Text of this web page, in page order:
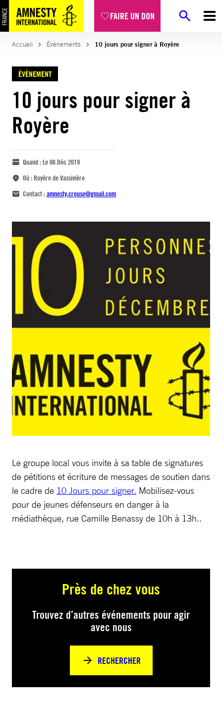
FAIRE UN DON
Accueil Évènements 10 jours pour signer à Royère
ÉVÈNEMENT
10 jours pour signer à
Royère
Quand :Le 06 Déc 2019
Où :Royère de Vassivière
Contact :amnesty.creuse@gmail.com
Le groupe local vous invite à sa table de signatures
de pétitions et écriture de messages de soutien dans
le cadre de 10 Jours pour signer. Mobilisez-vous
pour de jeunes défenseurs en danger à la
médiathèque, rue Camille Benassy de 10h à 13h..
Près de chez vous
Trouvez d’autres événements pour agir
avec nous
RECHERCHER